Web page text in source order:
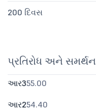
200 દિવસ
પ્રતિરોધ અને સમર્થન
આર355.00
આર254.40